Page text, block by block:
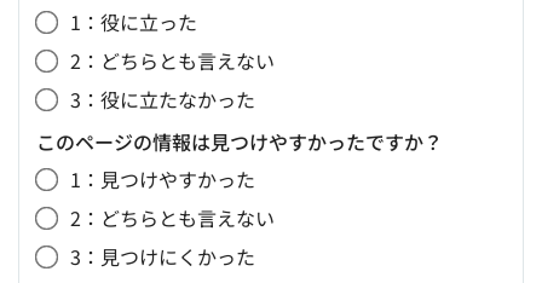
1：役に立った
2：どちらとも言えない
3：役に立たなかった
このページの情報は見つけやすかったですか？
1：見つけやすかった
2：どちらとも言えない
3：見つけにくかった